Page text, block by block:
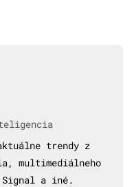
trendy z
multimediálneho
a iné.